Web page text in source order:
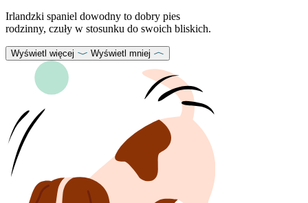
Irlandzki spaniel dowodny to dobry pies
rodzinny, czuły w stosunku do swoich bliskich.
Wyświetl więcej Wyświetl mniej